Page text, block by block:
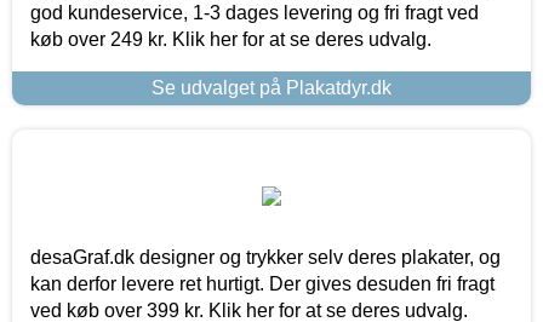
god kundeservice, 1-3 dages levering og fri fragt ved
køb over 249 kr. Klik her for at se deres udvalg.
Se udvalget på Plakatdyr.dk
desaGraf.dk designer og trykker selv deres plakater, og
kan derfor levere ret hurtigt. Der gives desuden fri fragt
ved køb over 399 kr. Klik her for at se deres udvalg.